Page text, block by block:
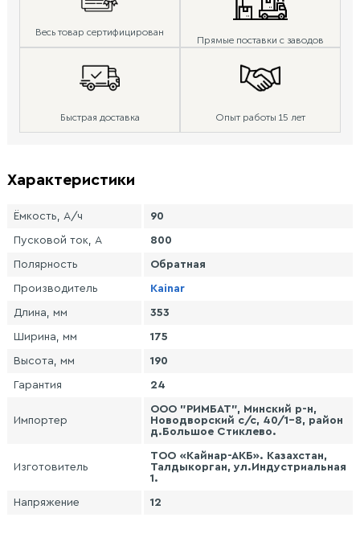
Весь товар сертифицирован
Прямые поставки с заводов
Быстрая доставка Опыт работы 15 лет
Характеристики
Ёмкость, А/ч 90
Пусковой ток, А 800
Полярность Обратная
Производитель Kainar
Длина, мм 353
Ширина, мм 175
Высота, мм 190
Гарантия 24
Импортер
ООО "РИМБАТ", Минский р-н,
Новодворский с/с, 40/1-8, район
д.Большое Стиклево.
Изготовитель
ТОО «Кайнар-АКБ». Казахстан,
Талдыкорган, ул.Индустриальная
1.
Напряжение 12